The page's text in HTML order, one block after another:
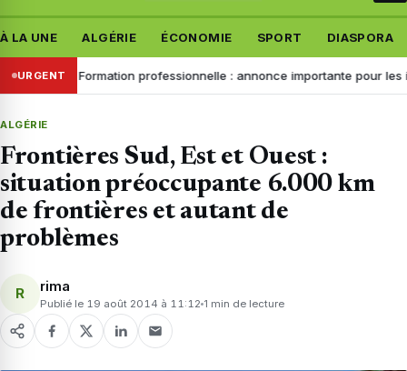
À LA UNE ALGÉRIE ÉCONOMIE SPORT DIASPORA
URGENT
trains Formation professionnelle : annonce importante pour les
ALGÉRIE
Frontières Sud, Est et Ouest :
situation préoccupante 6.000 km
de frontières et autant de
problèmes
R rima
Publié le 19 août 2014 à 11:12 1 min de lecture